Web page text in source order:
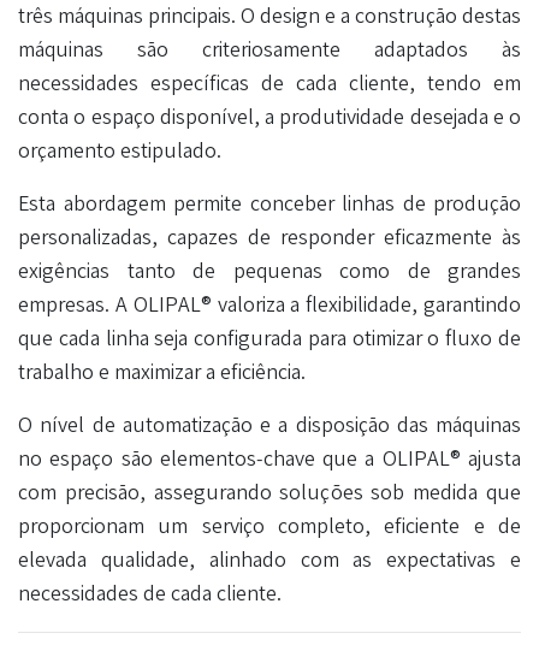
três máquinas principais. O design e a construção destas
máquinas são criteriosamente adaptados às
necessidades específicas de cada cliente, tendo em
conta o espaço disponível, a produtividade desejada e o
orçamento estipulado.
Esta abordagem permite conceber linhas de produção
personalizadas, capazes de responder eficazmente às
exigências tanto de pequenas como de grandes
empresas. A OLIPAL® valoriza a flexibilidade, garantindo
que cada linha seja configurada para otimizar o fluxo de
trabalho e maximizar a eficiência.
O nível de automatização e a disposição das máquinas
no espaço são elementos-chave que a OLIPAL® ajusta
com precisão, assegurando soluções sob medida que
proporcionam um serviço completo, eficiente e de
elevada qualidade, alinhado com as expectativas e
necessidades de cada cliente.